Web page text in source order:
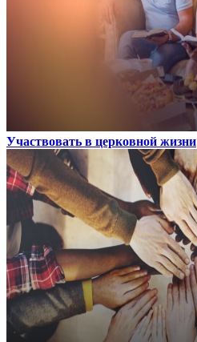
Участвовать в церковной жизни